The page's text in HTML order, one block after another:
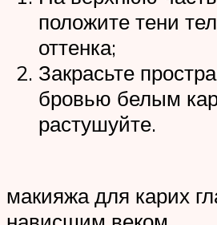
положите тени
оттенка;
Закрасьте
бровью белым
растушуйте.
макияжа для карих